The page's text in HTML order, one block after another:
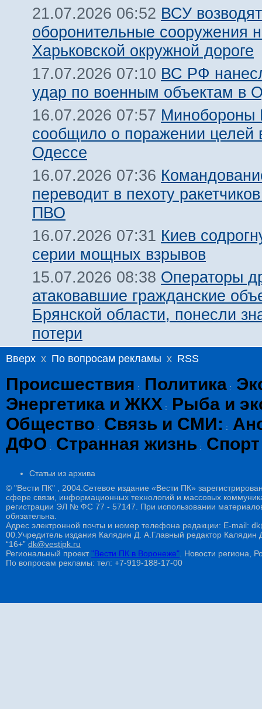
21.07.2026 06:52 ВСУ возводят
оборонительные сооружения
Харьковской окружной дороге
17.07.2026 07:10 ВС РФ
удар по военным объектам в
16.07.2026 07:57
сообщило о поражении целей
Одессе
16.07.2026 07:36
переводит в пехоту
ПВО
16.07.2026 07:31 Киев
серии мощных взрывов
15.07.2026 08:38 Операторы
атаковавшие гражданские
Брянской области, понесли
потери
Вверх x По вопросам рекламы x RSS
Происшествия : Политика :
Энергетика и ЖКХ :
Рыба и
Общество : Связь и СМИ: :
ДФО : Странная жизнь : Спорт
Статьи из архива
© "Вести ПК" , 2004.Сетевое издание «Вести ПК»
сфере связи, информационных технологий и массовых
регистрации ЭЛ № ФС 77 - 57147. При использовании
обязательна.
Адрес электронной почты и номер телефона редакции: E-mail:
00.Учредитель издания Калядин Д. А.Главный редактор
“16+” dk@vestipk.ru
Региональный проект"Вести ПК в Воронеже" . Новости региона,
По вопросам рекламы: тел: +7-919-188-17-00